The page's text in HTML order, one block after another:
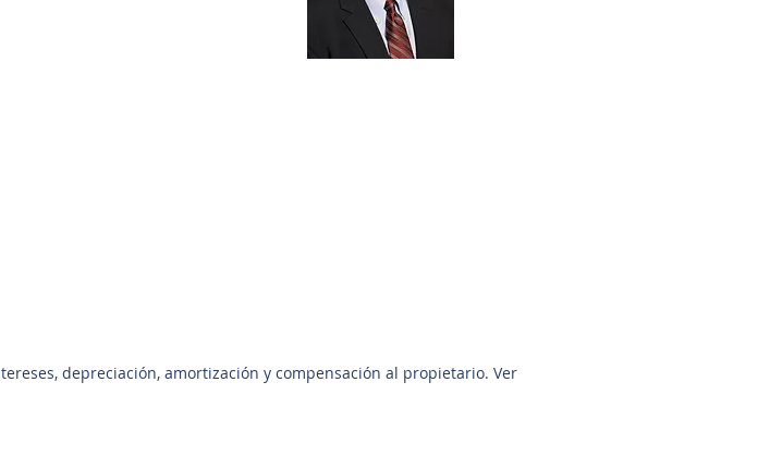
depreciación, amortización y compensación al propietario. Ver